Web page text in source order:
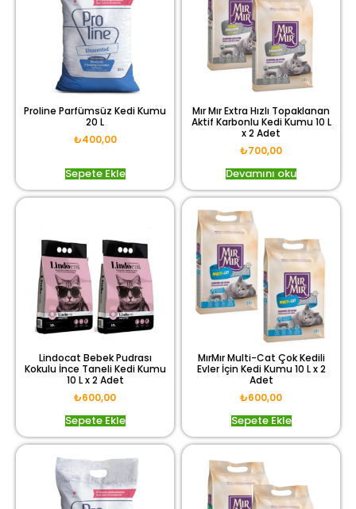
Proline Parfümsüz Kedi Kumu
20 L
₺400,00
Sepete Ekle
Mır Mır Extra Hızlı Topaklanan
Aktif Karbonlu Kedi Kumu 10 L
x 2 Adet
₺700,00
Devamını oku
Lindocat Bebek Pudrası
Kokulu İnce Taneli Kedi Kumu
10 L x 2 Adet
₺600,00
Sepete Ekle
MırMır Multi-Cat Çok Kedili
Evler İçin Kedi Kumu 10 L x 2
Adet
₺600,00
Sepete Ekle